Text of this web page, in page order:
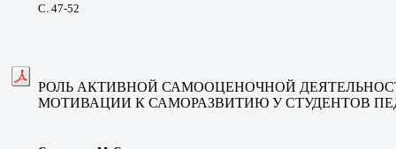
С. 47-52
РОЛЬ АКТИВНОЙ САМООЦЕНОЧНОЙ
МОТИВАЦИИ К САМОРАЗВИТИЮ У СТУДЕНТОВ